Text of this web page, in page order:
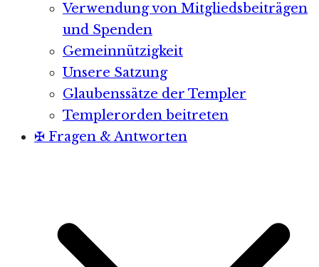
Verwendung von Mitgliedsbeiträgen
und Spenden
Gemeinnützigkeit
Unsere Satzung
Glaubenssätze der Templer
Templerorden beitreten
✠ Fragen & Antworten